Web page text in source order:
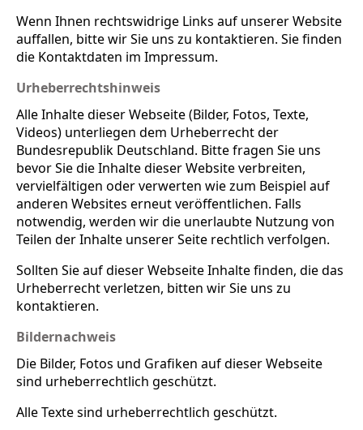
Wenn Ihnen rechtswidrige Links auf unserer Website
auffallen, bitte wir Sie uns zu kontaktieren. Sie finden
die Kontaktdaten im Impressum.
Urheberrechtshinweis
Alle Inhalte dieser Webseite (Bilder, Fotos, Texte,
Videos) unterliegen dem Urheberrecht der
Bundesrepublik Deutschland. Bitte fragen Sie uns
bevor Sie die Inhalte dieser Website verbreiten,
vervielfältigen oder verwerten wie zum Beispiel auf
anderen Websites erneut veröffentlichen. Falls
notwendig, werden wir die unerlaubte Nutzung von
Teilen der Inhalte unserer Seite rechtlich verfolgen.
Sollten Sie auf dieser Webseite Inhalte finden, die das
Urheberrecht verletzen, bitten wir Sie uns zu
kontaktieren.
Bildernachweis
Die Bilder, Fotos und Grafiken auf dieser Webseite
sind urheberrechtlich geschützt.
Alle Texte sind urheberrechtlich geschützt.